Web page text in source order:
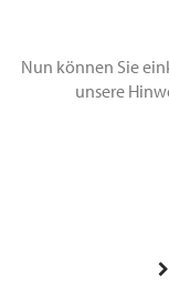
Nun können Sie
unsere